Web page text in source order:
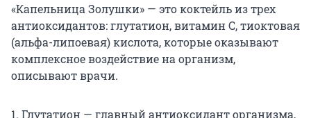
«Капельница Золушки» — это коктейль из трех
антиоксидантов: глутатион, витамин С, тиоктовая
(альфа-липоевая) кислота, которые оказывают
комплексное воздействие на организм,
описывают врачи.
1. Глутатион — главный антиоксидант организма,